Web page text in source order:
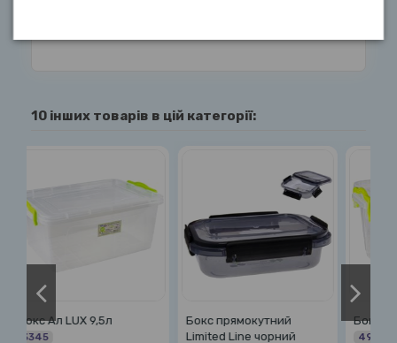
10 інших товарів в цій категорії:
Бокс прямокутний
Бокс Ал високий 2,0л
4961